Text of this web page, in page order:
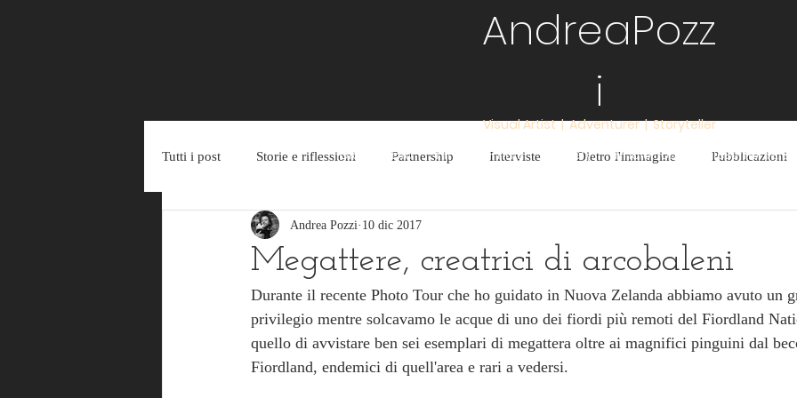
Tutti i post Storie e riflessioni Partnership Interviste Dietro l'immagine Pubblicazioni
Riconoscimenti Esposizioni Serate
Megattere, creatrici di arcobaleni
Andrea Pozzi 10 dic 2017
Durante il recente Photo Tour che ho guidato in Nuova Zelanda abbiamo avuto un
privilegio mentre solcavamo le acque di uno dei fiordi più remoti del Fiordland
quello di avvistare ben sei esemplari di megattera oltre ai magnifici pinguini dal
Fiordland, endemici di quell'area e rari a vedersi.
AndreaPozz
i
Visual Artist | Adventurer | Storyteller
Testimonials
Photo Tours
Gallery
Fine Art Prints
Bio
Blog